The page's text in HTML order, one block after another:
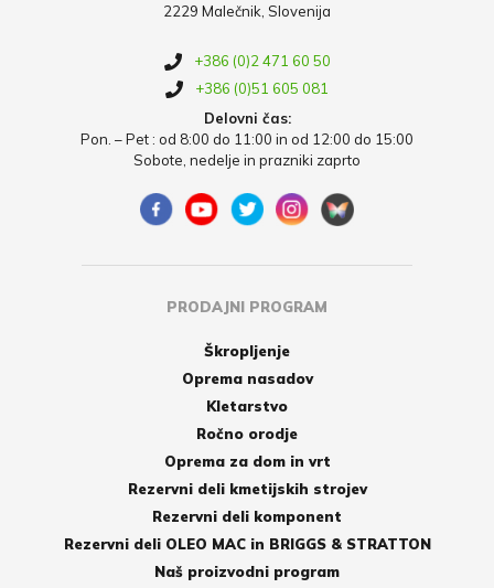
2229 Malečnik, Slovenija
+386 (0)2 471 60 50
+386 (0)51 605 081
Delovni čas:
Pon. – Pet : od 8:00 do 11:00 in od 12:00 do 15:00
Sobote, nedelje in prazniki zaprto
PRODAJNI PROGRAM
Škropljenje
Oprema nasadov
Kletarstvo
Ročno orodje
Oprema za dom in vrt
Rezervni deli kmetijskih strojev
Rezervni deli komponent
Rezervni deli OLEO MAC in BRIGGS & STRATTON
Naš proizvodni program